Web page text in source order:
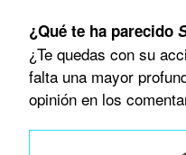
¿Qué te ha parecido
¿Te quedas con su
falta una mayor
opinión en los